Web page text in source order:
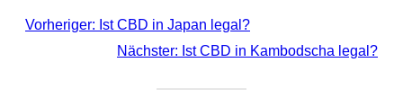
Vorheriger: Ist CBD in Japan legal?
Nächster: Ist CBD in Kambodscha legal?